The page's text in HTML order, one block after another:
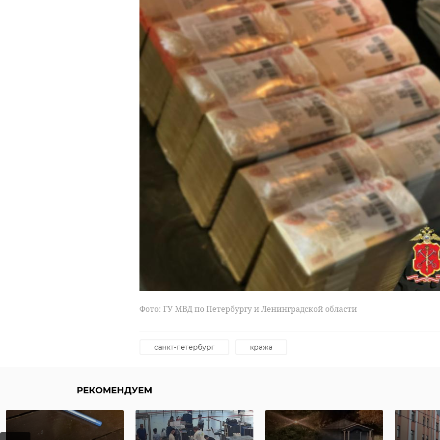
Фото: ГУ МВД по Петербургу и Ленинградской области
санкт-петербург кража
РЕКОМЕНДУЕМ
Губернатором была выражена готовность заключить побратимские
соглашения с танзанийским регионом. И было указано, что
область и Танзания, благодаря своим логистическим мощностям, таким
морские порты, способны выступить стыковочным торговым коридором
между Россией и Африканскими странами, мостом для нового качества
деловых связей, отметил представитель в Совфеде от 47 региона.
Потенциальных направлений, действительно, немало. Как
торгово-инвестиционных, так и гуманитарных, включая
культурные и научно-образовательные обмены. Поэтому
танзанийской стороне были адресованы приглашения на
форумы — экономический БРИФ-2025, молодежные —
«Александра Невского» и «Ладога», а также предложение о
сотрудничестве на уровне вузов.
Сергей Перминов, сенатор РФ и заместитель Секретаря
Генерального совета Всероссийской политической
партии «Единая Россия»